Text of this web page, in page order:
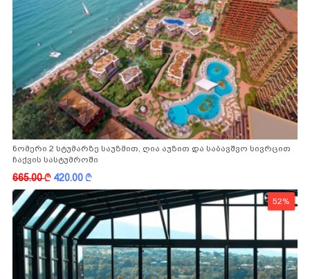
ნომერი 2 სტუმარზე საუზმით, ღია აუზით და საბავშვო სივრცით
ჩაქვის სასტუმროში
665.00k 420.00k
52%